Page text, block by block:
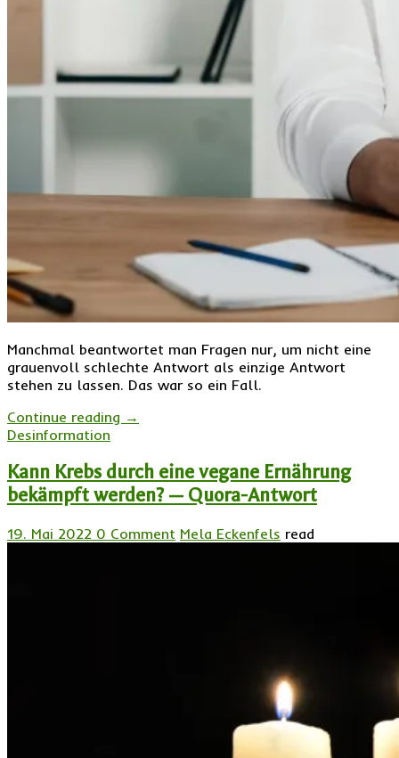
Manchmal beantwortet man Fragen nur, um nicht eine
grauenvoll schlechte Antwort als einzige Antwort
stehen zu lassen. Das war so ein Fall.
Continue reading →
Desinformation
Kann Krebs durch eine vegane Ernährung
bekämpft werden? — Quora-Antwort
19. Mai 2022 0 Comment Mela Eckenfels read